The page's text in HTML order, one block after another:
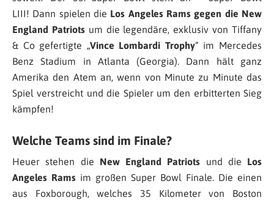
LIII! Dann spielen die Los Angeles Rams gegen die New
England Patriotsum die legendäre, exklusiv von Tiffany
& Co gefertigte „ Vince Lombardi Trophy“ im Mercedes
Benz Stadium in Atlanta (Georgia). Dann hält ganz
Amerika den Atem an, wenn von Minute zu Minute das
Spiel verstreicht und die Spieler um den erbitterten Sieg
kämpfen!
Welche Teams sind im Finale?
Heuer stehen die New England Patriots und die Los
Angeles Rams im großen Super Bowl Finale. Die einen
aus Foxborough, welches 35 Kilometer von Boston